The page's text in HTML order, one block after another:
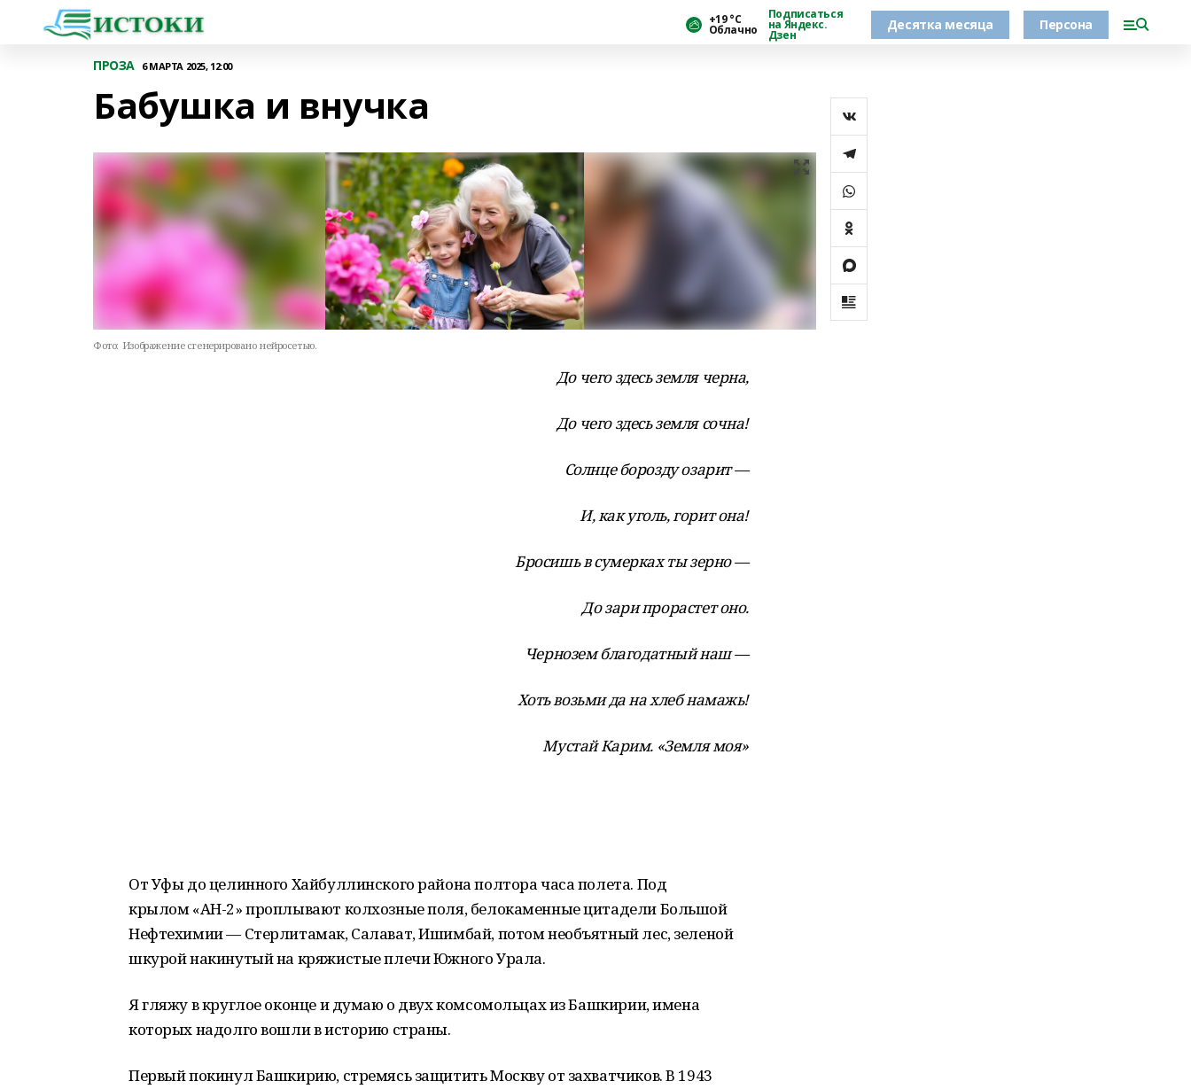
+19 °С
Облачно
Подписаться
на Яндекс.
Дзен
Десятка месяца Персона
ПРОЗА 6 МАРТА 2025, 12:00
Бабушка и внучка
Фото: Изображение сгенерировано нейросетью.
До чего здесь земля черна,
До чего здесь земля сочна!
Солнце борозду озарит —
И, как уголь, горит она!
Бросишь в сумерках ты зерно —
До зари прорастет оно.
Чернозем благодатный наш —
Хоть возьми да на хлеб намажь!
Мустай Карим. «Земля моя»
От Уфы до целинного Хайбуллинского района полтора часа полета. Под
крылом «АН-2» проплывают колхозные поля, белокаменные цитадели Большой
Нефтехимии — Стерлитамак, Салават, Ишимбай, потом необъятный лес, зеленой
шкурой накинутый на кряжистые плечи Южного Урала.
Я гляжу в круглое оконце и думаю о двух комсомольцах из Башкирии, имена
которых надолго вошли в историю страны.
Первый покинул Башкирию, стремясь защитить Москву от захватчиков. В 1943